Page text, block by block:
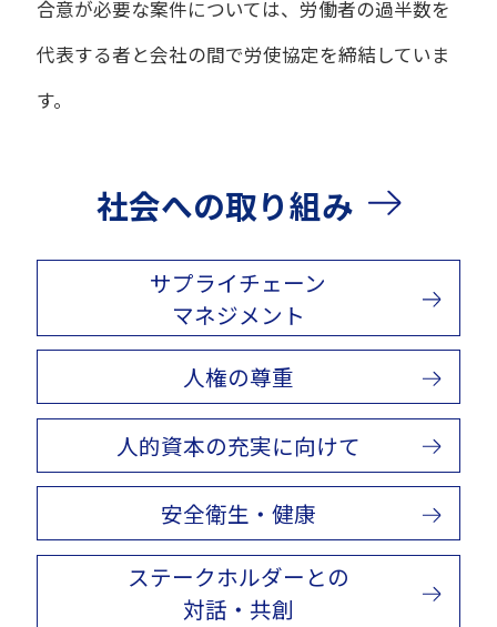
合意が必要な案件については、労働者の過半数を
代表する者と会社の間で労使協定を締結していま
す。
社会への取り組み
サプライチェーン
マネジメント
人権の尊重
人的資本の充実に向けて
安全衛生・健康
ステークホルダーとの
対話・共創